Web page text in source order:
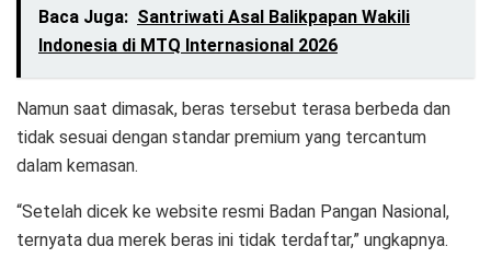
Baca Juga: Santriwati Asal Balikpapan Wakili
Indonesia di MTQ Internasional 2026
Namun saat dimasak, beras tersebut terasa berbeda dan
tidak sesuai dengan standar premium yang tercantum
dalam kemasan.
“Setelah dicek ke website resmi Badan Pangan Nasional,
ternyata dua merek beras ini tidak terdaftar,” ungkapnya.